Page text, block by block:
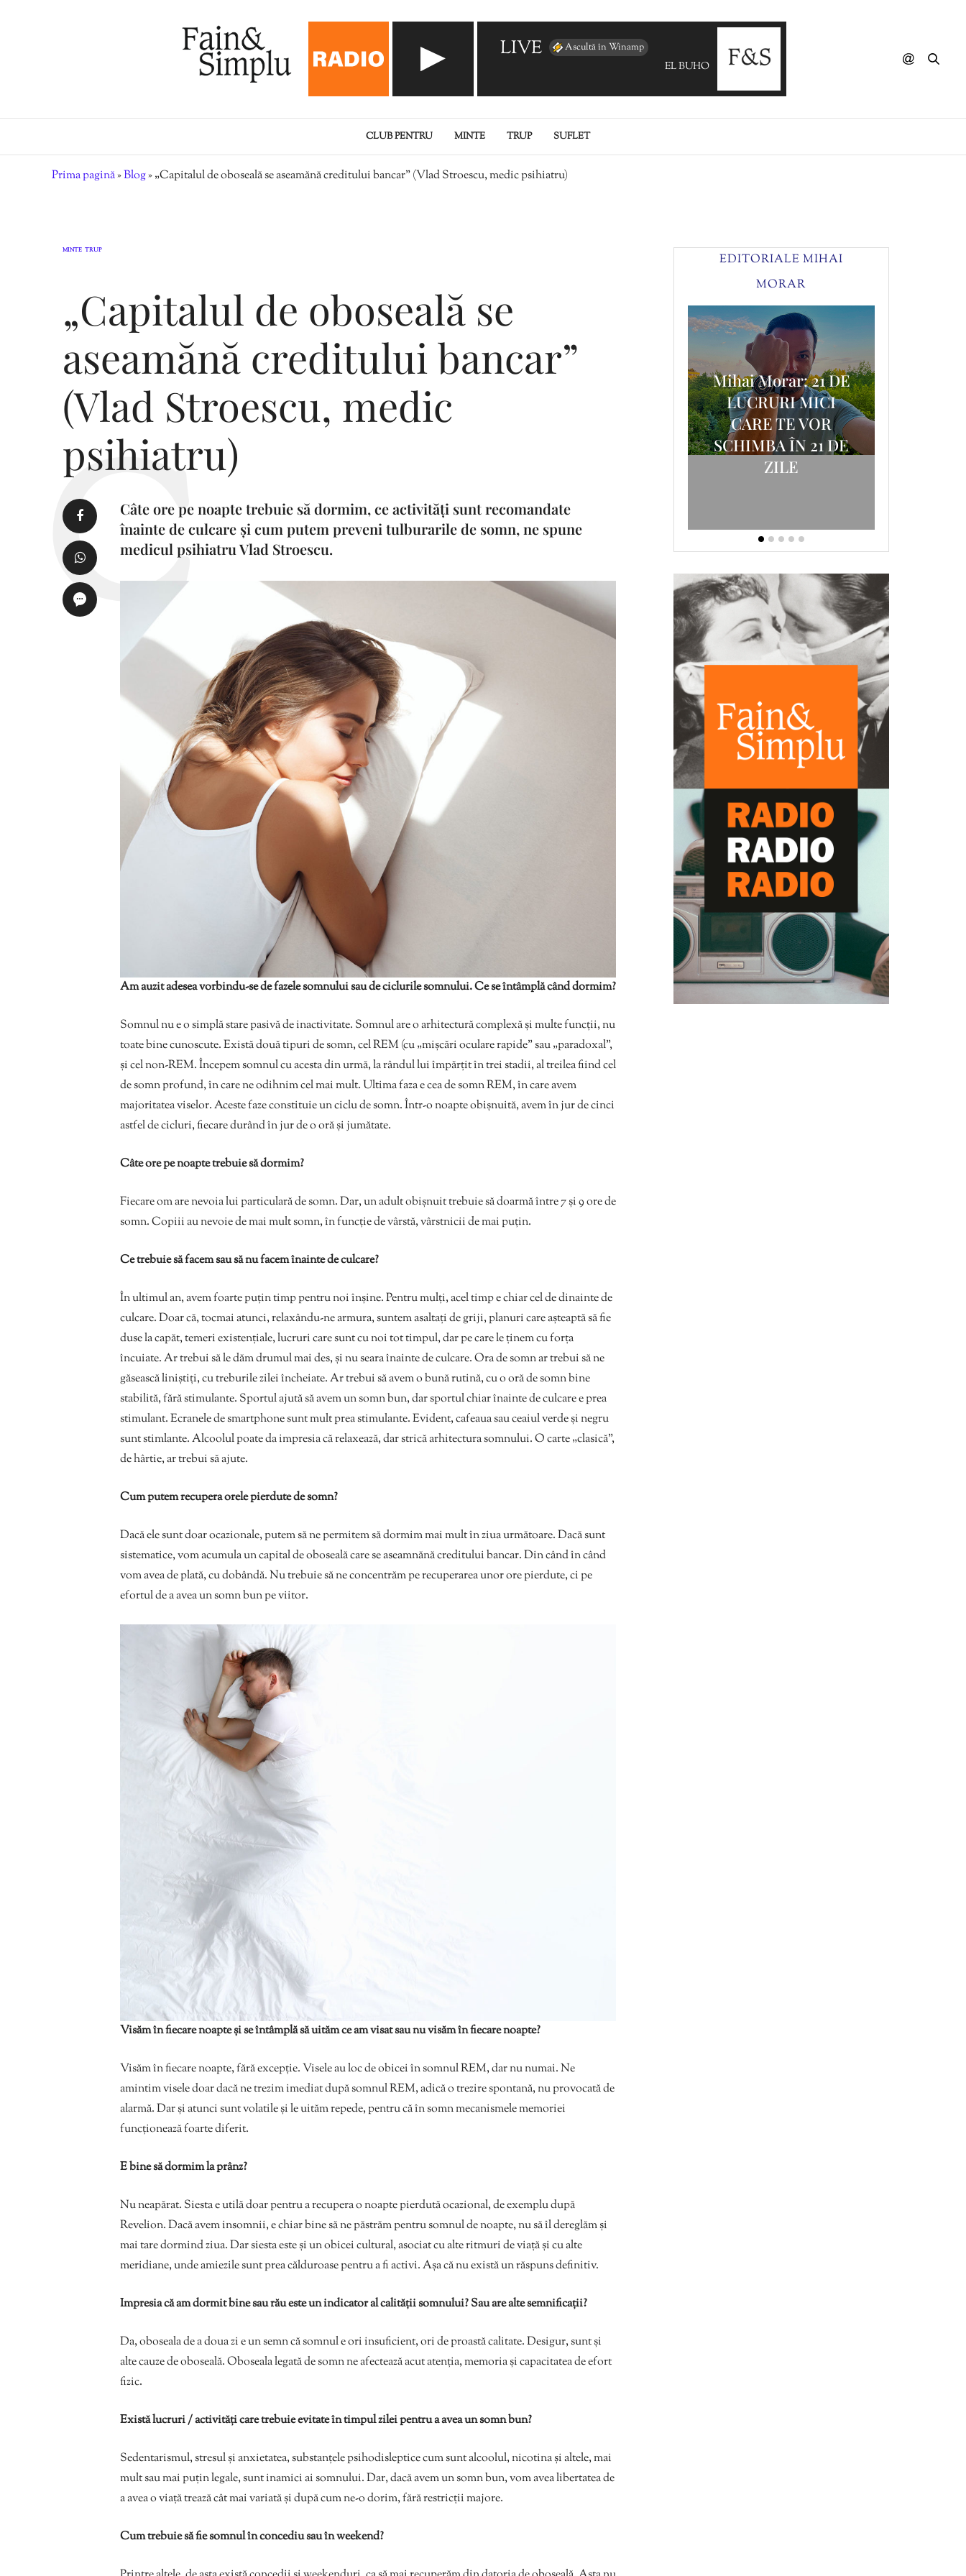
LIVE Ascultă în Winamp
EL BUHO - Mirando El Fuego
CLUB PENTRU MINTE TRUP SUFLET
Prima pagină»Blog»„Capitalul de oboseală se aseamănă creditului bancar” (Vlad Stroescu, medic psihiatru)
MINTE TRUP
„Capitalul de oboseală se
aseamănă creditului bancar”
(Vlad Stroescu, medic
psihiatru)
Câte ore pe noapte trebuie să dormim, ce activități sunt recomandate
înainte de culcare și cum putem preveni tulburarile de somn, ne spune
medicul psihiatru Vlad Stroescu.
Am auzit adesea vorbindu-se de fazele somnului sau de ciclurile somnului. Ce se întâmplă când dormim?
Somnul nu e o simplă stare pasivă de inactivitate. Somnul are o arhitectură complexă și multe funcții, nu
toate bine cunoscute. Există două tipuri de somn, cel REM (cu „mișcări oculare rapide” sau „paradoxal”,
și cel non-REM. Începem somnul cu acesta din urmă, la rândul lui împărțit în trei stadii, al treilea fiind cel
de somn profund, în care ne odihnim cel mai mult. Ultima faza e cea de somn REM, în care avem
majoritatea viselor. Aceste faze constituie un ciclu de somn. Într-o noapte obișnuită, avem în jur de cinci
astfel de cicluri, fiecare durând în jur de o oră și jumătate.
Câte ore pe noapte trebuie să dormim?
Fiecare om are nevoia lui particulară de somn. Dar, un adult obișnuit trebuie să doarmă între 7 și 9 ore de
somn. Copiii au nevoie de mai mult somn, în funcție de vârstă, vârstnicii de mai puțin.
Ce trebuie să facem sau să nu facem înainte de culcare?
În ultimul an, avem foarte puțin timp pentru noi înșine. Pentru mulți, acel timp e chiar cel de dinainte de
culcare. Doar că, tocmai atunci, relaxându-ne armura, suntem asaltați de griji, planuri care așteaptă să fie
duse la capăt, temeri existențiale, lucruri care sunt cu noi tot timpul, dar pe care le ținem cu forța
încuiate. Ar trebui să le dăm drumul mai des, și nu seara înainte de culcare. Ora de somn ar trebui să ne
găsească liniștiți, cu treburile zilei încheiate. Ar trebui să avem o bună rutină, cu o oră de somn bine
stabilită, fără stimulante. Sportul ajută să avem un somn bun, dar sportul chiar înainte de culcare e prea
stimulant. Ecranele de smartphone sunt mult prea stimulante. Evident, cafeaua sau ceaiul verde și negru
sunt stimlante. Alcoolul poate da impresia că relaxează, dar strică arhitectura somnului. O carte „clasică”,
de hârtie, ar trebui să ajute.
Cum putem recupera orele pierdute de somn?
Dacă ele sunt doar ocazionale, putem să ne permitem să dormim mai mult în ziua următoare. Dacă sunt
sistematice, vom acumula un capital de oboseală care se aseamnănă creditului bancar. Din când în când
vom avea de plată, cu dobândă. Nu trebuie să ne concentrăm pe recuperarea unor ore pierdute, ci pe
efortul de a avea un somn bun pe viitor.
Visăm în fiecare noapte și se întâmplă să uităm ce am visat sau nu visăm în fiecare noapte?
Visăm în fiecare noapte, fără excepție. Visele au loc de obicei în somnul REM, dar nu numai. Ne
amintim visele doar dacă ne trezim imediat după somnul REM, adică o trezire spontană, nu provocată de
alarmă. Dar și atunci sunt volatile și le uităm repede, pentru că în somn mecanismele memoriei
funcționează foarte diferit.
E bine să dormim la prânz?
Nu neapărat. Siesta e utilă doar pentru a recupera o noapte pierdută ocazional, de exemplu după
Revelion. Dacă avem insomnii, e chiar bine să ne păstrăm pentru somnul de noapte, nu să îl dereglăm și
mai tare dormind ziua. Dar siesta este și un obicei cultural, asociat cu alte ritmuri de viață și cu alte
meridiane, unde amiezile sunt prea călduroase pentru a fi activi. Așa că nu există un răspuns definitiv.
Impresia că am dormit bine sau rău este un indicator al calității somnului? Sau are alte semnificații?
Da, oboseala de a doua zi e un semn că somnul e ori insuficient, ori de proastă calitate. Desigur, sunt și
alte cauze de oboseală. Oboseala legată de somn ne afectează acut atenția, memoria și capacitatea de efort
fizic.
Există lucruri / activități care trebuie evitate în timpul zilei pentru a avea un somn bun?
Sedentarismul, stresul și anxietatea, substanțele psihodisleptice cum sunt alcoolul, nicotina și altele, mai
mult sau mai puțin legale, sunt inamici ai somnului. Dar, dacă avem un somn bun, vom avea libertatea de
a avea o viață trează cât mai variată și după cum ne-o dorim, fără restricții majore.
Cum trebuie să fie somnul în concediu sau în weekend?
EDITORIALE MIHAI
MORAR
Mihai Morar: 21 DE
LUCRURI MICI
CARE TE VOR
SCHIMBA ÎN 21 DE
ZILE